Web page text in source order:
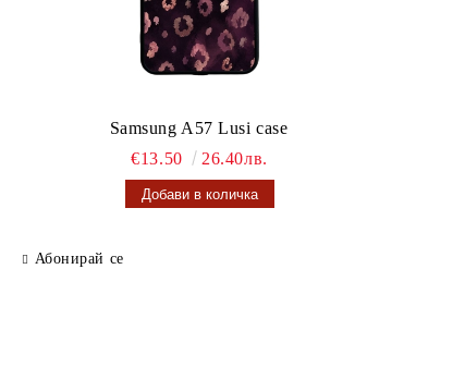
Samsung A57 Lusi case
€13.50
26.40лв.
Абонирай се